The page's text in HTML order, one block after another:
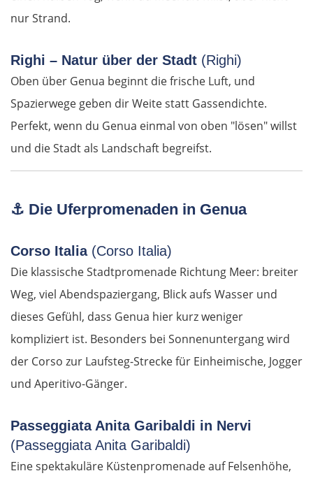
nur Strand.
Righi – Natur über der Stadt (Righi)
Oben über Genua beginnt die frische Luft, und
Spazierwege geben dir Weite statt Gassendichte.
Perfekt, wenn du Genua einmal von oben "lösen" willst
und die Stadt als Landschaft begreifst.
⚓ Die Uferpromenaden in Genua
Corso Italia (Corso Italia)
Die klassische Stadtpromenade Richtung Meer: breiter
Weg, viel Abendspaziergang, Blick aufs Wasser und
dieses Gefühl, dass Genua hier kurz weniger
kompliziert ist. Besonders bei Sonnenuntergang wird
der Corso zur Laufsteg-Strecke für Einheimische, Jogger
und Aperitivo-Gänger.
Passeggiata Anita Garibaldi in Nervi
(Passeggiata Anita Garibaldi)
Eine spektakuläre Küstenpromenade auf Felsenhöhe,
Bauska
Litauen
Panevėžys
Polen
Suwałki
Wyszków